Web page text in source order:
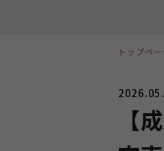
【
トップペー